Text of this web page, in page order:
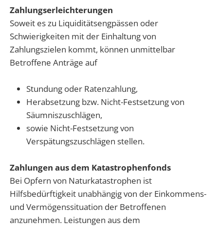
Zahlungserleichterungen
Soweit es zu Liquiditätsengpässen oder
Schwierigkeiten mit der Einhaltung von
Zahlungszielen kommt, können unmittelbar
Betroffene Anträge auf
Stundung oder Ratenzahlung,
Herabsetzung bzw. Nicht-Festsetzung von
Säumniszuschlägen,
sowie Nicht-Festsetzung von
Verspätungszuschlägen stellen.
Zahlungen aus dem Katastrophenfonds
Bei Opfern von Naturkatastrophen ist
Hilfsbedürftigkeit unabhängig von der Einkommens-
und Vermögenssituation der Betroffenen
anzunehmen. Leistungen aus dem